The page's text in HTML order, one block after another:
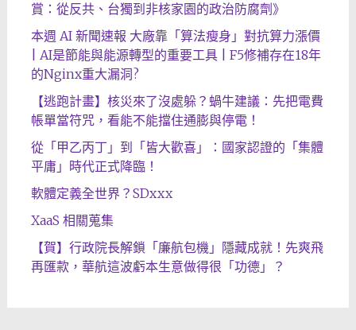
賞：從反共、台獨到非核家園的政治防腐劑》
本週 AI 新聞速報 大廠靠「算法瘦身」對抗算力漲價
| AI是節能與能源轉型的重要工具 | F5修補存在18年
的Nginx重大漏洞?
【逃跑計畫】核災來了沒處躲？蝸牛建議：先把電費
帳單當符咒，看能不能擋住通膨與停電！
從「甲乙丙丁」到「皆大歡喜」：國家認證的「集體
平庸」時代正式降臨！
軟體定義全世界？SDxxx
XaaS 相關蒐集
【賀】行政院長解鎖「廉航包機」隱藏成就！先爽飛
再匯款，華航這波虧本生意做得很「功德」？